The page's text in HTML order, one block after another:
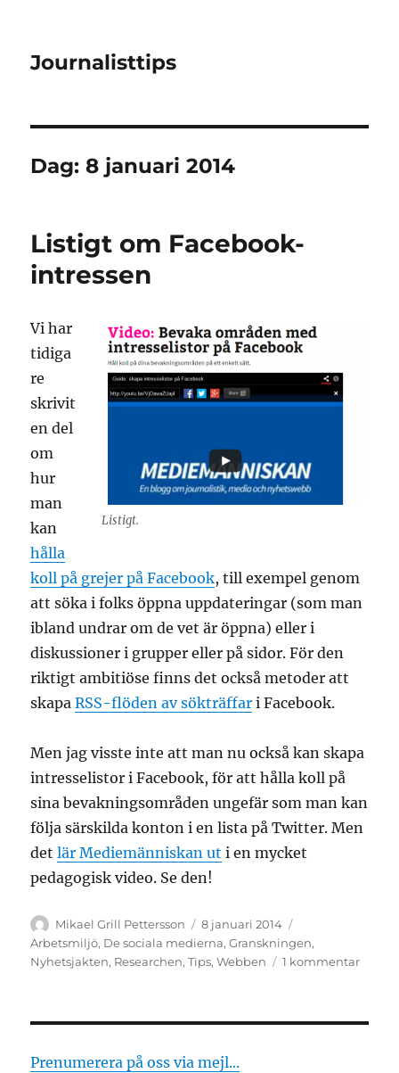
Journalisttips
Dag:8 januari 2014
Listigt om Facebook-
intressen
Listigt.
Vi har
tidiga
re
skrivit
en del
om
hur
man
kan
hålla
koll på grejer på Facebook, till exempel genom
att söka i folks öppna uppdateringar (som man
ibland undrar om de vet är öppna) eller i
diskussioner i grupper eller på sidor. För den
riktigt ambitiöse finns det också metoder att
skapaRSS-flöden av sökträffar i Facebook.
Men jag visste inte att man nu också kan skapa
intresselistor i Facebook, för att hålla koll på
sina bevakningsområden ungefär som man kan
följa särskilda konton i en lista på Twitter. Men
detlär Mediemänniskan ut i en mycket
pedagogisk video. Se den!
Författare
Mikael Grill Pettersson
Publicerat
den
8 januari 2014
Arbetsmiljö, De sociala medierna,Granskningen,
Nyhetsjakten, Researchen,Tips,Webben 1 kommentartill
Prenumerera på oss via mejl...